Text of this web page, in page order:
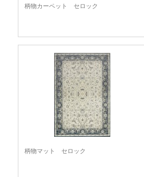
柄物カーペット セロック
柄物マット セロック